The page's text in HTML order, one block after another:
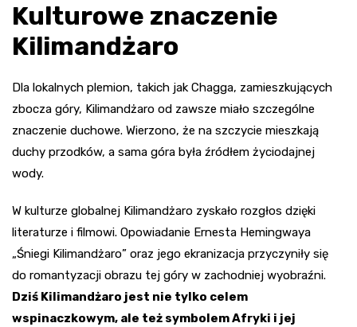
Kulturowe znaczenie
Kilimandżaro
Dla lokalnych plemion, takich jak Chagga, zamieszkujących
zbocza góry, Kilimandżaro od zawsze miało szczególne
znaczenie duchowe. Wierzono, że na szczycie mieszkają
duchy przodków, a sama góra była źródłem życiodajnej
wody.
W kulturze globalnej Kilimandżaro zyskało rozgłos dzięki
literaturze i filmowi. Opowiadanie Ernesta Hemingwaya
„Śniegi Kilimandżaro” oraz jego ekranizacja przyczyniły się
do romantyzacji obrazu tej góry w zachodniej wyobraźni.
Dziś Kilimandżaro jest nie tylko celem
wspinaczkowym, ale też symbolem Afryki i jej